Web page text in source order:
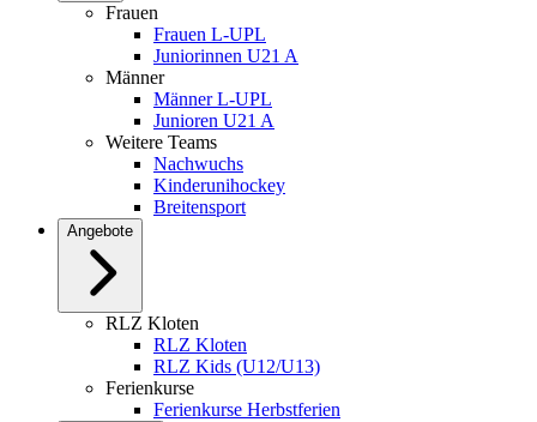
Frauen
Frauen L-UPL
Juniorinnen U21 A
Männer
Männer L-UPL
Junioren U21 A
Weitere Teams
Nachwuchs
Kinderunihockey
Breitensport
Angebote
RLZ Kloten
RLZ Kloten
RLZ Kids (U12/U13)
Ferienkurse
Ferienkurse Herbstferien